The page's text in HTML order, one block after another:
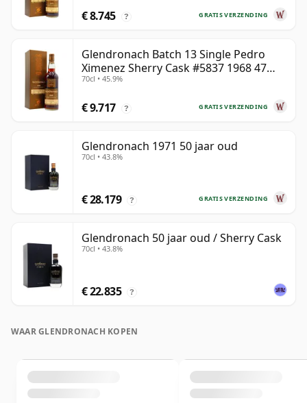
GRATIS VERZENDING
€ 8.745 ?
Glendronach Batch 13 Single Pedro
Ximenez Sherry Cask #5837 1968 47
jaar oud
70cl • 45.9%
GRATIS VERZENDING
€ 9.717 ?
Glendronach 1971 50 jaar oud
70cl • 43.8%
GRATIS VERZENDING
€ 28.179 ?
Glendronach 50 jaar oud / Sherry Cask
70cl • 43.8%
€ 22.835 ?
WAAR GLENDRONACH KOPEN